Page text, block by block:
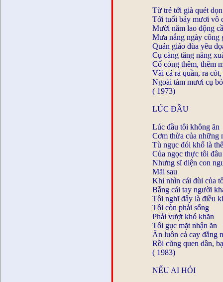
Từ trẻ tới già quét
Tới tuổi bảy mươi vô
Mười năm lao động
Mưa nắng ngày công
Quản giáo đùa yêu
Cụ càng tăng năng
Cố còng thêm, thêm
Vãi cả ra quần, ra
Ngoài tám mươi cụ
( 1973)
LÚC ĐẦU
Lúc đầu tôi không ăn
Cơm thừa của những
Tù ngục đói khổ là
Của ngọc thực tôi
Nhưng sĩ diện con
Mãi sau
Khi nhìn cái đùi của
Bằng cái tay người
Tôi nghĩ đây là điều
Tôi còn phải sống
Phải vượt khó khăn
Tôi gục mặt nhận ăn
Ăn luôn cả cay đắng
Rồi cũng quen dần,
( 1983)
NẾU AI HỎI